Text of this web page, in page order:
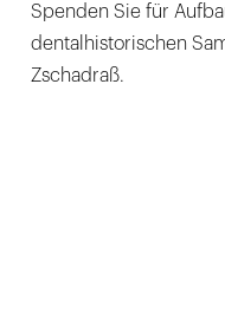
Spenden Sie für
dentalhistorischen
Zschadraß.